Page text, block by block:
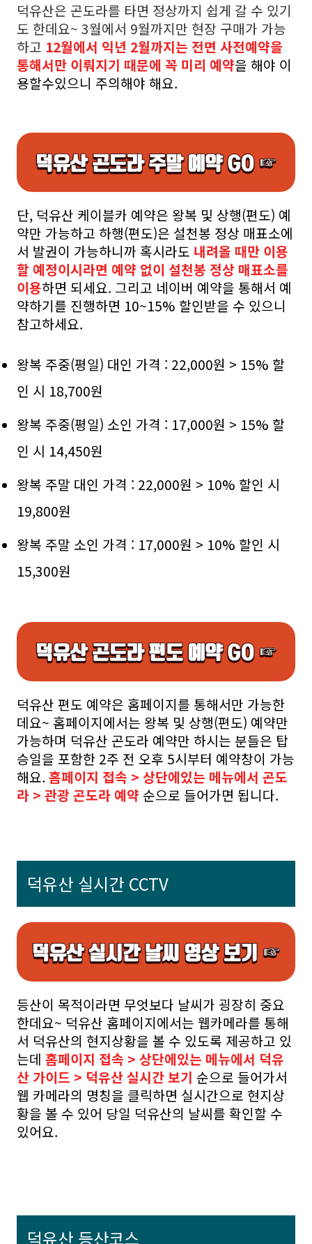
덕유산은 곤도라를 타면 정상까지 쉽게 갈 수 있기
도 한데요~ 3월에서 9월까지만 현장 구매가 가능
하고 12월에서 익년 2월까지는 전면 사전예약을
통해서만 이뤄지기 때문에 꼭 미리 예약을 해야 이
용할수있으니 주의해야 해요.
단, 덕유산 케이블카 예약은 왕복 및 상행(편도) 예
약만 가능하고 하행(편도)은 설천봉 정상 매표소에
서 발권이 가능하니까 혹시라도 내려올 때만 이용
할 예정이시라면 예약 없이 설천봉 정상 매표소를
이용하면 되세요. 그리고 네이버 예약을 통해서 예
약하기를 진행하면 10~15% 할인받을 수 있으니
참고하세요.
왕복 주중(평일) 대인 가격 : 22,000원 > 15% 할
인 시 18,700원
왕복 주중(평일) 소인 가격 : 17,000원 > 15% 할
인 시 14,450원
왕복 주말 대인 가격 : 22,000원 > 10% 할인 시
19,800원
왕복 주말 소인 가격 : 17,000원 > 10% 할인 시
15,300원
덕유산 편도 예약은 홈페이지를 통해서만 가능한
데요~ 홈페이지에서는 왕복 및 상행(편도) 예약만
가능하며 덕유산 곤도라 예약만 하시는 분들은 탑
승일을 포함한 2주 전 오후 5시부터 예약창이 가능
해요. 홈페이지 접속 > 상단에있는 메뉴에서 곤도
라 > 관광 곤도라 예약 순으로 들어가면 됩니다.
덕유산 실시간 CCTV
등산이 목적이라면 무엇보다 날씨가 굉장히 중요
한데요~ 덕유산 홈페이지에서는 웹카메라를 통해
서 덕유산의 현지상황을 볼 수 있도록 제공하고 있
는데 홈페이지 접속 > 상단에있는 메뉴에서 덕유
산 가이드 > 덕유산 실시간 보기 순으로 들어가서
웹 카메라의 명칭을 클릭하면 실시간으로 현지상
황을 볼 수 있어 당일 덕유산의 날씨를 확인할 수
있어요.
덕유산 등산코스